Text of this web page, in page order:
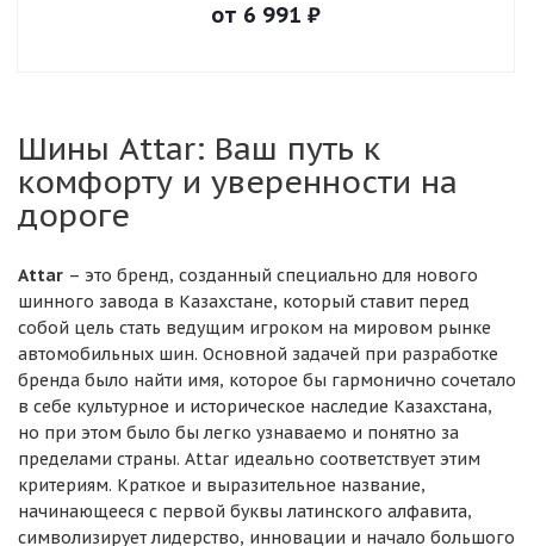
от 6 991 ₽
Шины Attar: Ваш путь к
комфорту и уверенности на
дороге
Attar – это бренд, созданный специально для нового
шинного завода в Казахстане, который ставит перед
собой цель стать ведущим игроком на мировом рынке
автомобильных шин. Основной задачей при разработке
бренда было найти имя, которое бы гармонично сочетало
в себе культурное и историческое наследие Казахстана,
но при этом было бы легко узнаваемо и понятно за
пределами страны. Attar идеально соответствует этим
критериям. Краткое и выразительное название,
начинающееся с первой буквы латинского алфавита,
символизирует лидерство, инновации и начало большого